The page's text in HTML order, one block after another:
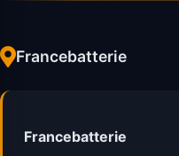
Francebatterie
Francebatterie